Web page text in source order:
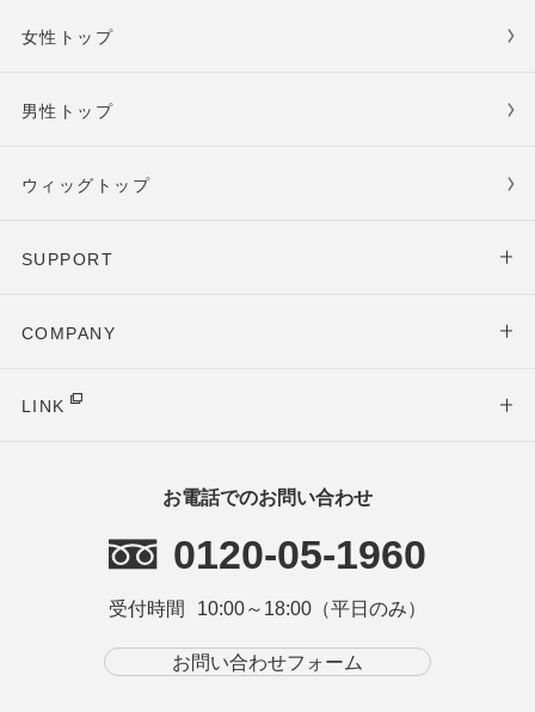
女性トップ
男性トップ
ウィッグトップ
SUPPORT
COMPANY
LINK
お電話でのお問い合わせ
0120-05-1960
受付時間 10:00～18:00（平日のみ）
お問い合わせフォーム